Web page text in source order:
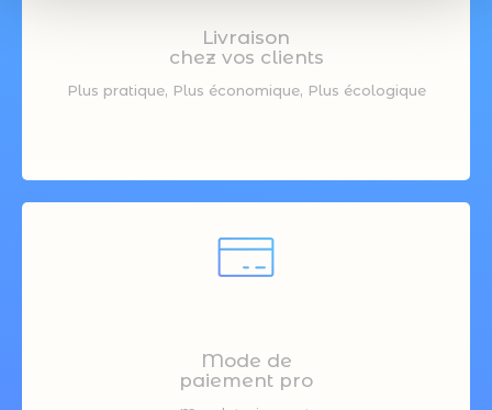
Livraison
chez vos clients
Plus pratique, Plus économique, Plus écologique
Mode de
paiement pro